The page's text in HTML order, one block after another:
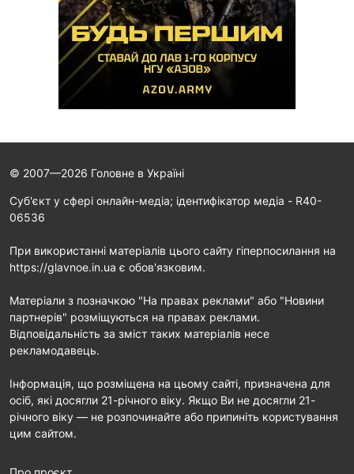
© 2007—2026 Головне в Україні
Cуб'єкт у сфері онлайн-медіа; ідентифікатор медіа - R40-
06536
При використанні матеріалів цього сайту гіперпосилання на
https://glavnoe.in.ua є обов'язковим.
Матеріали з позначкою "На правах реклами" або "Новини
партнерів" розміщуються на правах реклами.
Відповідальність за зміст таких матеріалів несе
рекламодавець.
Інформація, що розміщена на цьому сайті, призначена для
осіб, які досягли 21-річного віку. Якщо Ви не досягли 21-
річного віку — не розпочинайте або припиніть користування
цим сайтом.